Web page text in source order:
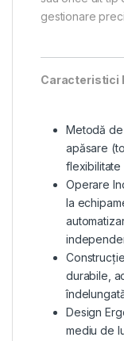
gestionare
Caracteristici
Metodă
apăsare
flexibilitate
Operare
la
durabile,
Design
mediu de